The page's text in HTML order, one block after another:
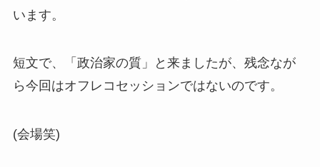
います。
短文で、「政治家の質」と来ましたが、残念なが
ら今回はオフレコセッションではないのです。
(会場笑)